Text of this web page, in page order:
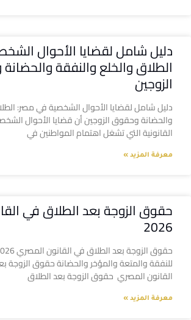
دليل شامل لقضايا الأحوال
الطلاق والخلع والنفقة
الزوجين
دليل شامل لقضايا الأحوال الشخصية في مصر:
والحضانة وحقوق الزوجين أن قضايا الأحوال
القانونية التي تشغل اهتمام المواطنين في
معرفة المزيد »
حقوق الزوجة بعد الطلاق في
2026
للنفقة والمتعة والمؤخر والحضانة حقوق الزوجة
القانون المصري حقوق الزوجة بعد الطلاق
معرفة المزيد »